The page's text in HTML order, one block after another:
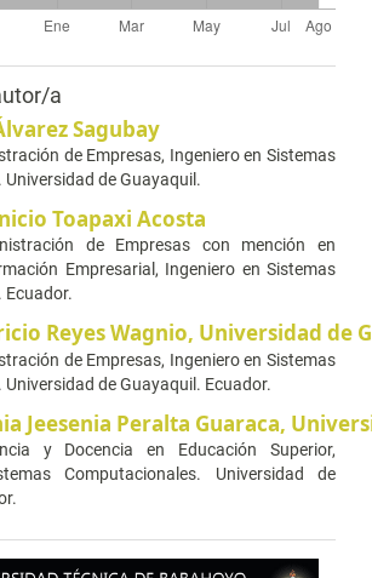
a
Sagubay
de Empresas, Ingeniero en Sistemas
de Guayaquil.
Toapaxi Acosta
de Empresas con mención en
Empresarial, Ingeniero en Sistemas
Ecuador.
Reyes Wagnio, Universidad de
de Empresas, Ingeniero en Sistemas
de Guayaquil. Ecuador.
Jeesenia Peralta Guaraca,
y Docencia en Educación Superior,
Computacionales. Universidad de